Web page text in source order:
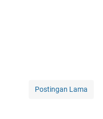
Postingan Lama